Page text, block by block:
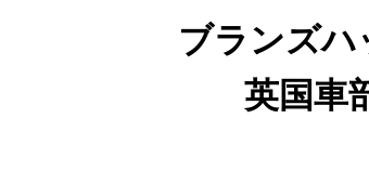
ブランズハ
英国車